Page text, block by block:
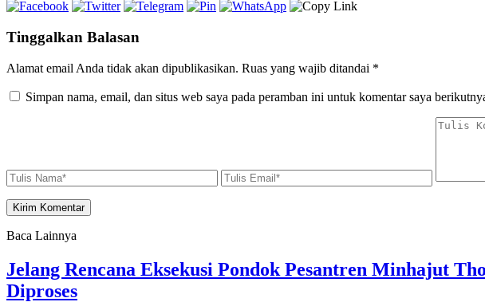
Tinggalkan Balasan
Alamat email Anda tidak akan dipublikasikan. Ruas yang wajib ditandai *
Simpan nama, email, dan situs web saya pada peramban ini untuk komentar saya
Baca Lainnya
Jelang Rencana Eksekusi Pondok Pesantren Minhajut
Diproses